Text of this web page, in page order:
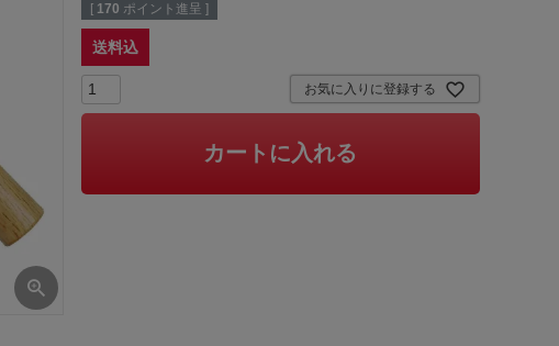
[ 170 ポイント進呈 ]
送料込
お気に入りに登録する
カートに入れる